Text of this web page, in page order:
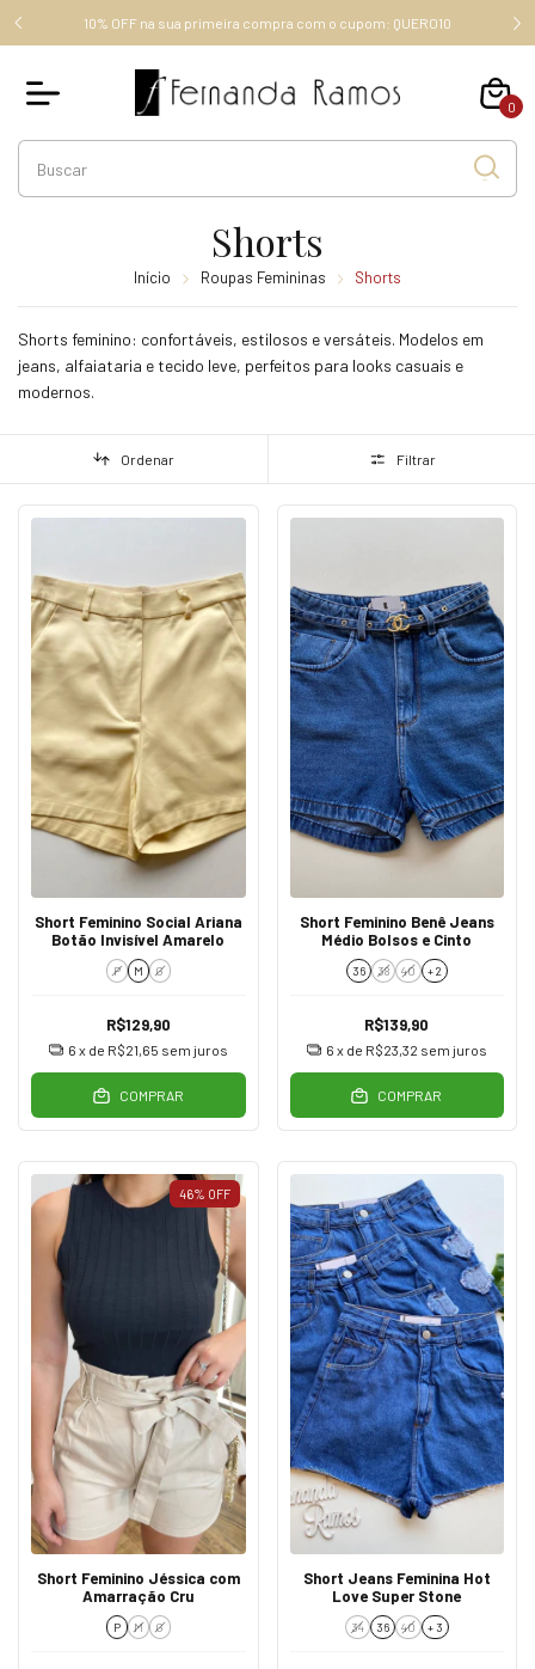
349,00, OUTROS ESTADOS.
0
Shorts
Início Roupas Femininas Shorts
Shorts feminino: confortáveis, estilosos e versáteis. Modelos em
jeans, alfaiataria e tecido leve, perfeitos para looks casuais e
modernos.
Ordenar Filtrar
Short Feminino Social Ariana
Botão Invisível Amarelo
P M G
R$129,90
6 x de R$21,65 sem juros
COMPRAR
Short Feminino Benê Jeans
Médio Bolsos e Cinto
36 38 40 + 2
R$139,90
6 x de R$23,32 sem juros
COMPRAR
46% OFF
Short Feminino Jéssica com
Amarração Cru
P M G
Short Jeans Feminina Hot
Love Super Stone
34 36 40 + 3